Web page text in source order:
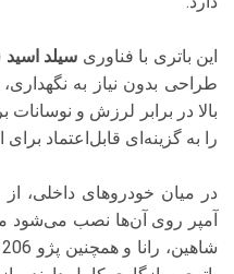
این باتری با فناوری سیلد اسید
طراحی بدون نیاز به
بالا در برابر لرزش و
را به گزینه‌ای قابل‌اعتماد
آمپر روی آن‌ها نصب می‌شود